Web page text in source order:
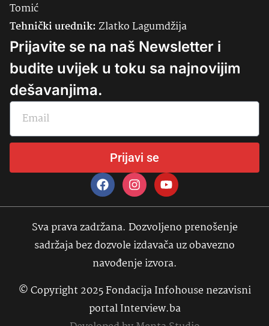
Tomić
Tehnički urednik:Zlatko Lagumdžija
Prijavite se na naš Newsletter i
budite uvijek u toku sa najnovijim
dešavanjima.
Prijavi se
Sva prava zadržana. Dozvoljeno prenošenje
sadržaja bez dozvole izdavača uz obavezno
navođenje izvora.
© Copyright 2025 Fondacija Infohouse nezavisni
portal Interview.ba